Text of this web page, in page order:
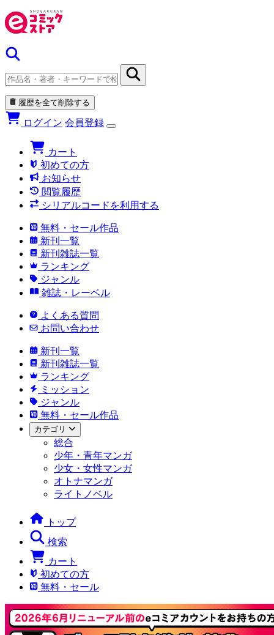
履歴を全て削除する
ログイン 会員登録
カート
初めての方
お知らせ
閲覧履歴
シリアルコードを利用する
無料・セール作品
新刊一覧
新刊雑誌一覧
ランキング
ジャンル
雑誌・レーベル
よくある質問
お問い合わせ
新刊一覧
新刊雑誌一覧
ランキング
ミッション
ジャンル
無料・セール作品
カテゴリ
総合
少年・青年マンガ
少女・女性マンガ
オトナマンガ
ライトノベル
トップ
検索
カート
初めての方
無料・セール